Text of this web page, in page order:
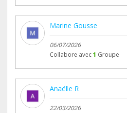
Marine Gousse
06/07/2026
Collabore avec1 Groupe
Anaëlle R
22/03/2026